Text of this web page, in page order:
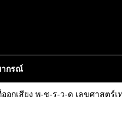
ากรณ์
กเสียง พ-ช-ร-ว-ด เลขศาสตร์